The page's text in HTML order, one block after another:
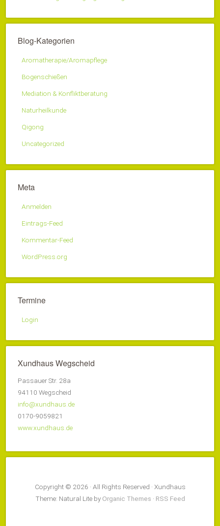
Blog-Kategorien
Aromatherapie/Aromapflege
Bogenschießen
Mediation & Konfliktberatung
Naturheilkunde
Qigong
Uncategorized
Meta
Anmelden
Eintrags-Feed
Kommentar-Feed
WordPress.org
Termine
Login
Xundhaus Wegscheid
Passauer Str. 28a
94110 Wegscheid
info@xundhaus.de
0170-9059821
www.xundhaus.de
Copyright © 2026 · All Rights Reserved · Xundhaus
Theme: Natural Lite by Organic Themes · RSS Feed